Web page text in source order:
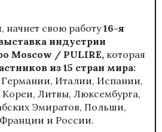
, начнет свою работу16-я
индустрии
Moscow / PULIRE, которая
из 15 стран мира:
Германии, Италии, Испании,
Кореи, Литвы, Люксембурга,
Эмиратов, Польши,
и России.